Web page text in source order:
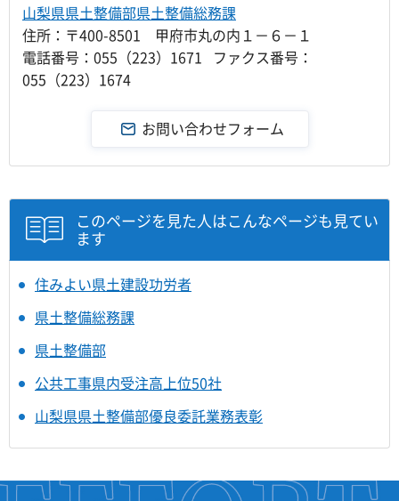
山梨県県土整備部県土整備総務課
住所：〒400-8501 甲府市丸の内１－６－１
電話番号：055（223）1671 ファクス番号：
055（223）1674
このページを見た人はこんなページも見てい
ます
住みよい県土建設功労者
県土整備総務課
県土整備部
公共工事県内受注高上位50社
山梨県県土整備部優良委託業務表彰